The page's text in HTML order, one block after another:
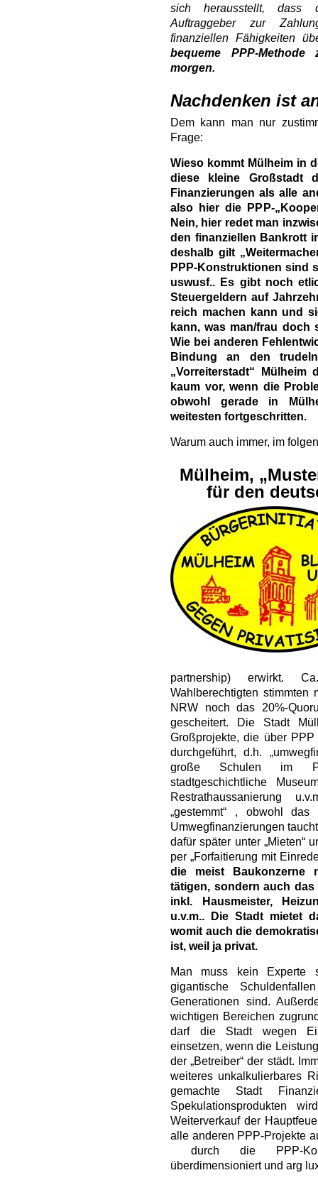
sich herausstellt, dass
Auftraggeber zur
finanziellen Fähigkeiten
bequeme PPP-
morgen.
Nachdenken ist
Dem kann man nur
Frage:
Wieso kommt Mülheim in
diese kleine Großstadt
Finanzierungen als alle
also hier die PPP-
Nein, hier redet man
den finanziellen Bankrott
deshalb gilt
PPP-Konstruktionen sind
uswusf.. Es gibt noch
Steuergeldern auf
reich machen kann und
kann, was man/frau
Wie bei anderen
Bindung an den
„Vorreiterstadt“
kaum vor, wenn die
obwohl gerade in
weitesten fortgeschritten.
Warum auch immer, im
Mülheim,
für den
partnership) erwirkt.
Wahlberechtigten
NRW noch das 20%-
gescheitert. Die Stadt
Großprojekte, die über
durchgeführt, d.h.
große Schulen im
stadtgeschichtliche
Restrathaussanierung
„gestemmt“ , obwohl
Umwegfinanzierungen
dafür später unter „Mieten“
per „Forfaitierung mit
die meist Baukonzerne
tätigen, sondern auch
inkl. Hausmeister,
u.v.m.. Die Stadt mietet
womit auch die
ist, weil ja privat.
Man muss kein Experte
gigantische
Generationen sind.
wichtigen Bereichen
darf die Stadt wegen
einsetzen, wenn die
der „Betreiber“ der städt.
weiteres unkalkulierbares
gemachte Stadt
Spekulationsprodukten
Weiterverkauf der
alle anderen PPP-Projekte
durch die PPP-
überdimensioniert und arg